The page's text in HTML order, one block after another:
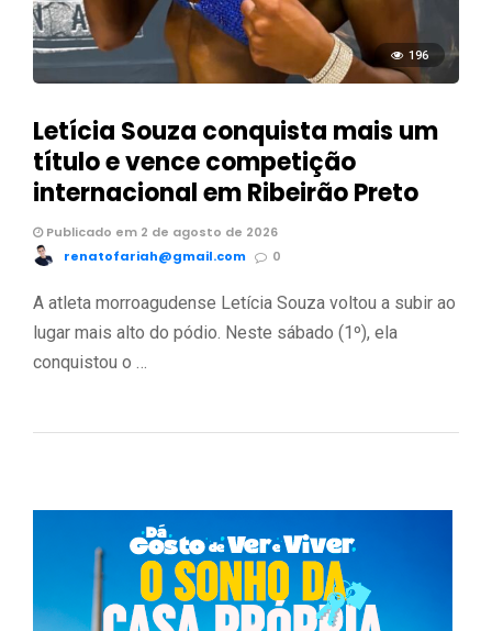
196
Letícia Souza conquista mais um
título e vence competição
internacional em Ribeirão Preto
Publicado em 2 de agosto de 2026
renatofariah@gmail.com
0
A atleta morroagudense Letícia Souza voltou a subir ao
lugar mais alto do pódio. Neste sábado (1º), ela
conquistou o …